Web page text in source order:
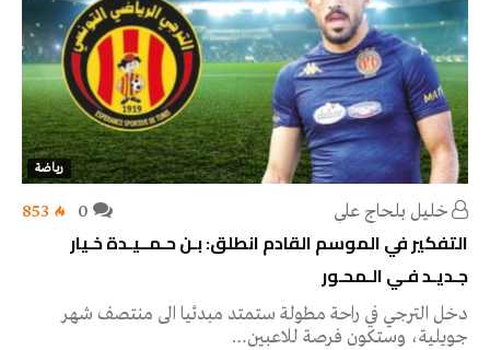
رياضة
خليل‭ ‬بلحاج‭ ‬علي 853
التفكير في الموسم القادم انطلق: بـن حـمــيـدة خـيار
جـديـد فـي الـمحـور
دخل الترجي في راحة مطولة ستمتد مبدئيا الى منتصف شهر
جويلية، وستكون فرصة للاعبين…